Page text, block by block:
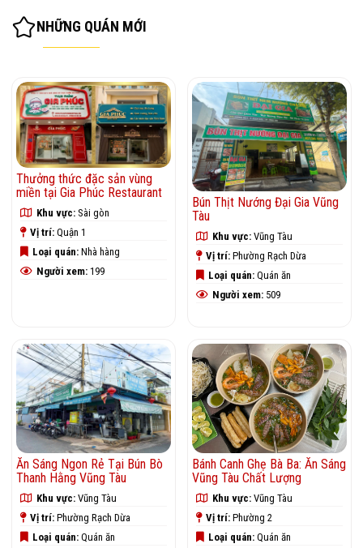
NHỮNG QUÁN MỚI
Thưởng thức đặc sản vùng
miền tại Gia Phúc Restaurant
Khu vực: Sài gòn
Vị trí: Quận 1
Loại quán: Nhà hàng
Người xem: 199
Bún Thịt Nướng Đại Gia Vũng
Tàu
Khu vực: Vũng Tàu
Vị trí: Phường Rạch Dừa
Loại quán: Quán ăn
Người xem: 509
Ăn Sáng Ngon Rẻ Tại Bún Bò
Thanh Hằng Vũng Tàu
Khu vực: Vũng Tàu
Vị trí: Phường Rạch Dừa
Loại quán: Quán ăn
Bánh Canh Ghẹ Bà Ba: Ăn Sáng
Vũng Tàu Chất Lượng
Khu vực: Vũng Tàu
Vị trí: Phường 2
Loại quán: Quán ăn